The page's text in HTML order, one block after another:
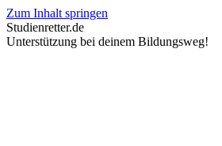
Zum Inhalt springen
Studienretter.de
Unterstützung bei deinem Bildungsweg!